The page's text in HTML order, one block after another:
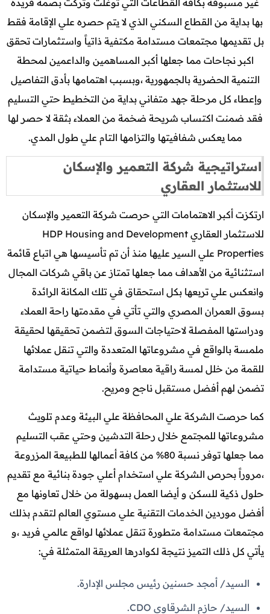
غير مسبوقة بكافة القطاعات التي توغلت وتركت بصمة فريدة
بها بداية من القطاع السكني الذي لا يتم حصره علي الإقامة فقط
بل تقديمها مجتمعات مستدامة مكتفية ذاتياً واستثمارات تحقق
اكبر نجاحات مما جعلها أكبر المساهمين والداعمين لمحطة
التنمية الحضرية بالجمهورية ،وبسبب اهتمامها بأدق التفاصيل
وإعطاء كل مرحلة جهد متفاني بداية من التخطيط حتي التسليم
فقد ضمنت اكتساب شريحة ضخمة من العملاء بثقة لا حصر لها
مما يعكس شفافيتها والتزامها التام علي طول المدي.
استراتيجية شركة التعمير والإسكان
للاستثمار العقاري
ارتكزت أكبر الاهتمامات التي حرصت شركة التعمير والإسكان
للاستثمار العقاري HDP Housing and Development
Properties علي السير عليها منذ أن تم تأسيسها هي اتباع قائمة
استثنائية من الأهداف مما جعلها تمتاز عن باقي شركات المجال
وانعكس علي تربعها بكل استحقاق في تلك المكانة الرائدة
بسوق العمران المصري والتي تأتي في مقدمتها راحة العملاء
ودراستها المفصلة لاحتياجات السوق لتضمن تحقيقها لحقيقة
ملمسة بالواقع في مشروعاتها المتعددة والتي تنقل عملائها
للقمة من خلل لمسة راقية معاصرة وأنماط حياتية مستدامة
تضمن لهم أفضل مستقبل ناجح ومريح.
كما حرصت الشركة علي المحافظة علي البيئة وعدم تلويث
مشروعاتها للمجتمع خلال رحلة التدشين وحتي عقب التسليم
مما جعلها توفر نسبة 80% من كافة أعمالها للطبيعة المزروعة
،مروراً بحرص الشركة علي استخدام أعلي جودة بنائية مع تقديم
حلول ذكية للسكن و أيضا العمل بسهولة من خلال تعاونها مع
أفضل موردين الخدمات التقنية علي مستوي العالم لتقدم بذلك
مجتمعات مستدامة متطورة تنقل عملائها لواقع عالمي فريد ،و
يأتي كل ذلك التميز نتيجة لكوادرها العريقة المتمثلة في:
السيد/ أمجد حسنين رئيس مجلس الإدارة.
السيد/ حازم الشرقاوي CDO.